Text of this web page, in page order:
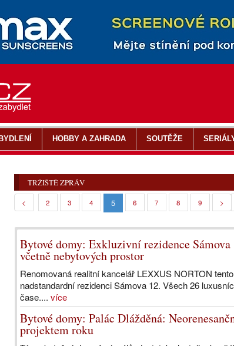
TRŽIŠTĚ ZPRÁV
< 2 3 4 5 6 7 8 9 >
Bytové domy: Exkluzivní rezidence
včetně nebytových prostor
Renomovaná realitní kancelář LEXXUS NORTON
nadstandardní rezidenci Sámova 12. Všech 26
čase.... více
Bytové domy: Palác Dlážděná:
projektem roku
HOBBY A ZAHRADA SOUTĚŽE